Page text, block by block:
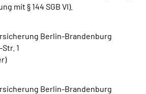
mit § 144 SGB VI).
Berlin-Brandenburg
1
Berlin-Brandenburg